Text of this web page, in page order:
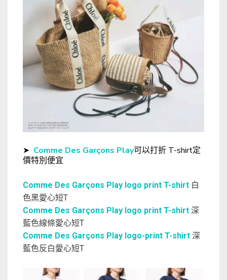
➤ Comme Des Garçons Play可以打折 T-shirt定
價特別便宜
Comme Des Garçons Play logo print T-shirt 白
色黑愛心短T
Comme Des Garçons Play logo print T-shirt 深
藍色線條愛心短T
Comme Des Garçons Play logo-print T-shirt 深
藍色反白愛心短T